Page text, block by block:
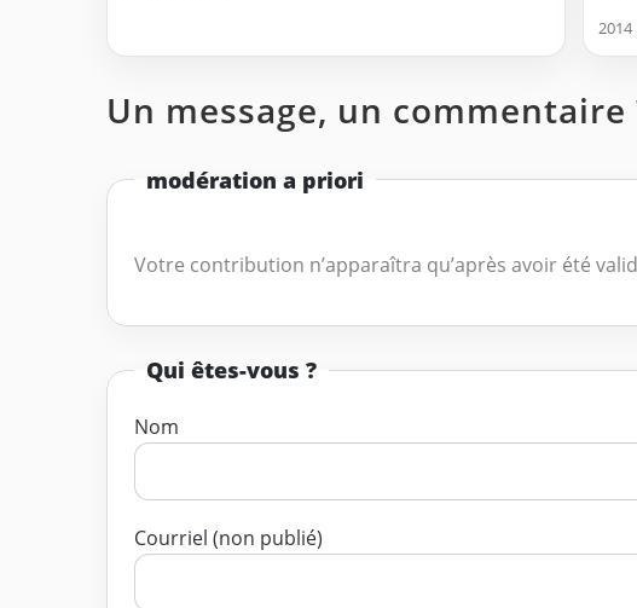
2014
Un message, un commentaire
modération a priori
Votre contribution n’apparaîtra qu’après avoir été
Qui êtes-vous ?
Nom
Courriel (non publié)